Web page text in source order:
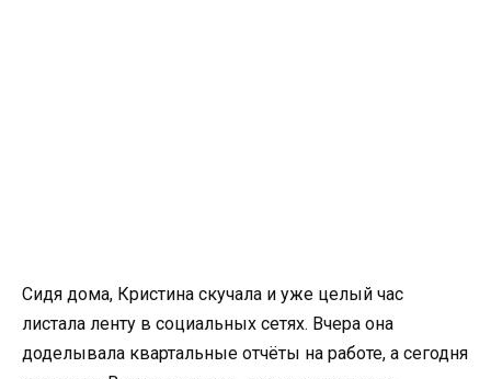
Сидя дома, Кристина скучала и уже целый час
листала ленту в социальных сетях. Вчера она
доделывала квартальные отчёты на работе, а сегодня